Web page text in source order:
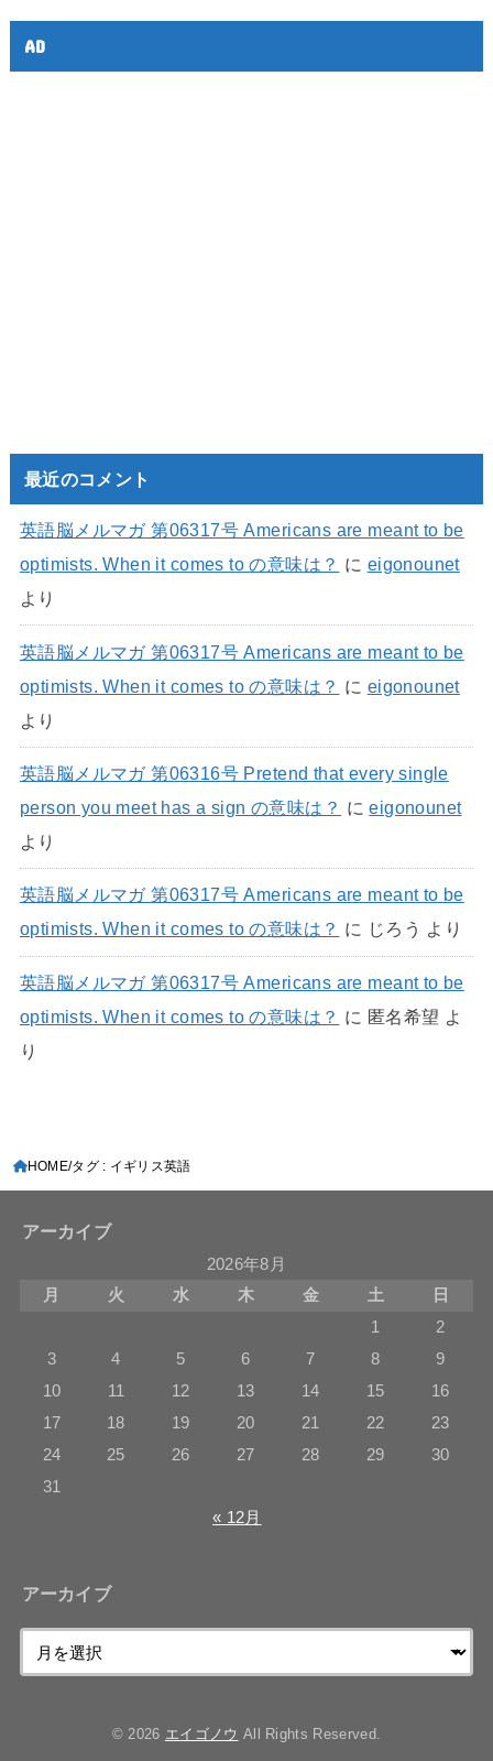
AD
最近のコメント
英語脳メルマガ 第06317号 Americans are meant to be
optimists. When it comes to の意味は？ に eigonounet
より
英語脳メルマガ 第06317号 Americans are meant to be
optimists. When it comes to の意味は？ に eigonounet
より
英語脳メルマガ 第06316号 Pretend that every single
person you meet has a sign の意味は？ にeigonounet
より
英語脳メルマガ 第06317号 Americans are meant to be
optimists. When it comes to の意味は？ に じろう より
英語脳メルマガ 第06317号 Americans are meant to be
optimists. When it comes to の意味は？ に 匿名希望 よ
り
HOME タグ : イギリス英語
アーカイブ
2026年8月
月
火 水 木 金 土
日
1
2
3
4 5 6 7 8
9
10
11 12 13 14 15
16
17
18 19 20 21 22
23
24
25 26 27 28 29
30
31
« 12月
アーカイブ
© 2026 エイゴノウ All Rights Reserved.